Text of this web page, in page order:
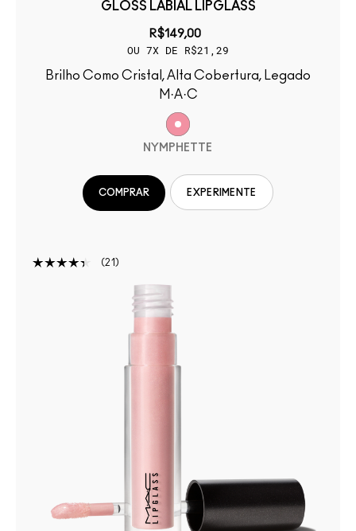
GLOSS LABIAL LIPGLASS
R$149,00
OU 7X DE R$21,29
Brilho Como Cristal, Alta Cobertura, Legado
M·A·C
NYMPHETTE
COMPRAR EXPERIMENTE
21